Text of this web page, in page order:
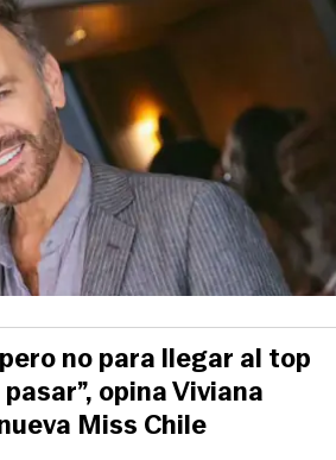
no para llegar al top
opina Viviana
Miss Chile